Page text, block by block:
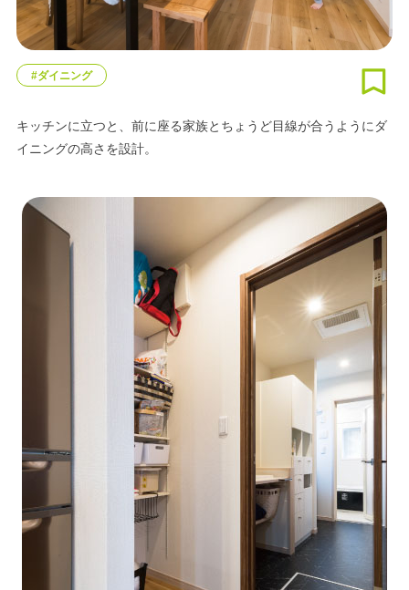
#ダイニング
キッチンに立つと、前に座る家族とちょうど目線が合うようにダ
イニングの高さを設計。